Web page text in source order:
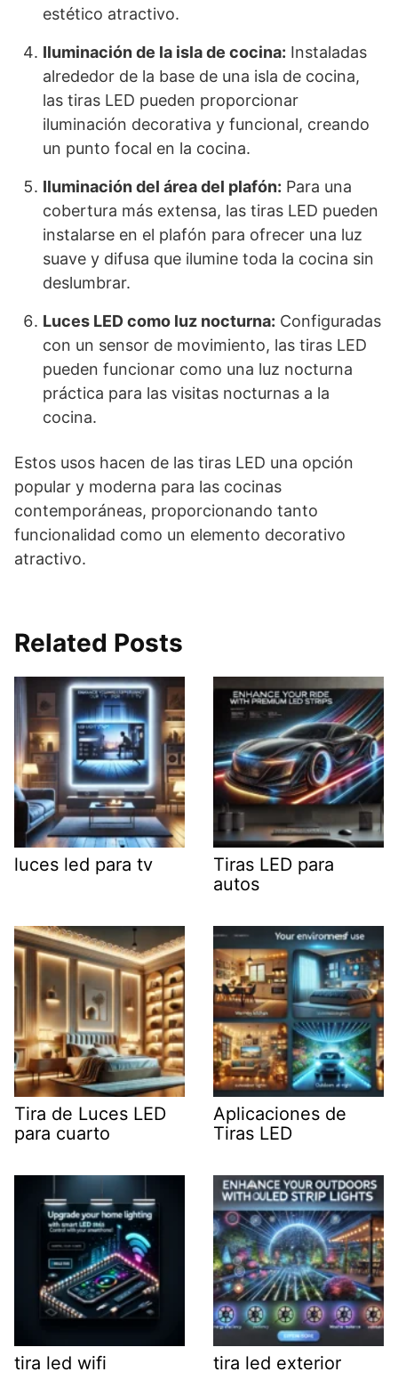
estético atractivo.
Iluminación de la isla de cocina: Instaladas
alrededor de la base de una isla de cocina,
las tiras LED pueden proporcionar
iluminación decorativa y funcional, creando
un punto focal en la cocina.
Iluminación del área del plafón: Para una
cobertura más extensa, las tiras LED pueden
instalarse en el plafón para ofrecer una luz
suave y difusa que ilumine toda la cocina sin
deslumbrar.
Luces LED como luz nocturna: Configuradas
con un sensor de movimiento, las tiras LED
pueden funcionar como una luz nocturna
práctica para las visitas nocturnas a la
cocina.
Estos usos hacen de las tiras LED una opción
popular y moderna para las cocinas
contemporáneas, proporcionando tanto
funcionalidad como un elemento decorativo
atractivo.
Related Posts
luces led para tv
Tiras LED para
autos
Tira de Luces LED
para cuarto
Aplicaciones de
Tiras LED
tira led wifi tira led exterior